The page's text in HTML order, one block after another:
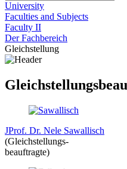
University
Faculties and Subjects
Faculty II
Der Fachbereich
Gleichstellung
JProf. Dr. Nele Sawallisch
(Gleichstellungs-
beauftragte)